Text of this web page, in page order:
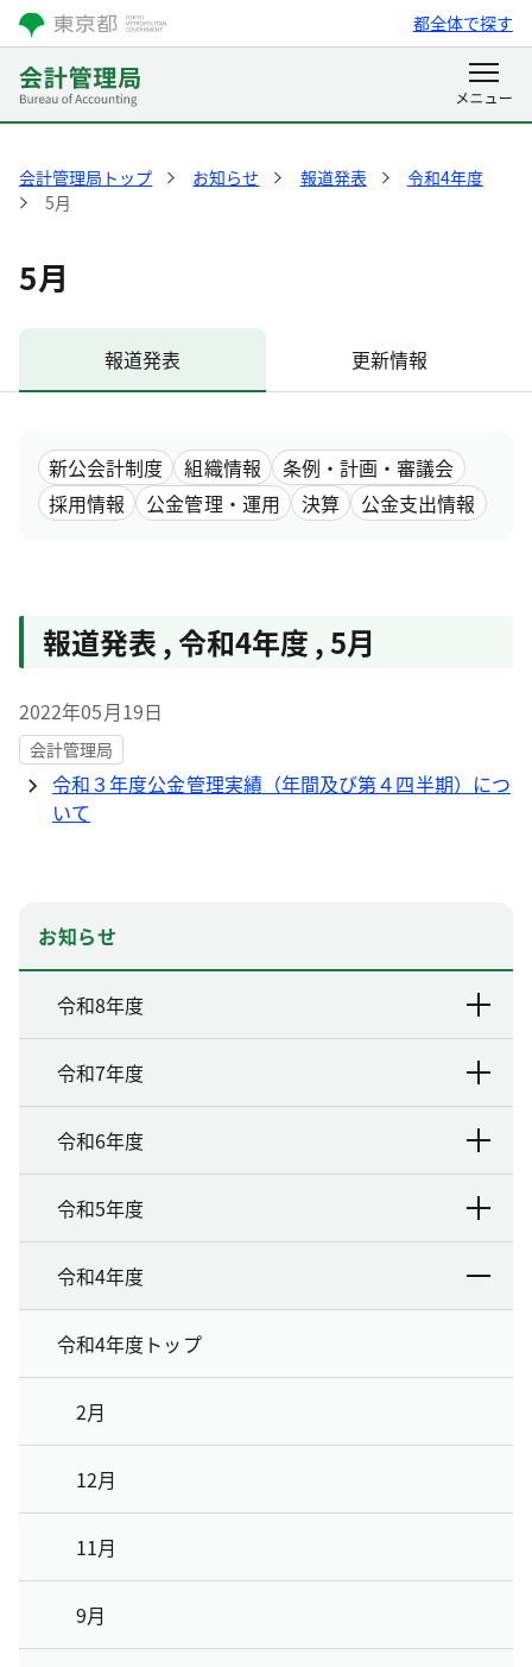
都全体で探す
会計管理局トップ お知らせ 報道発表
令和4年度
5月
5月
報道発表 更新情報
新公会計制度 組織情報
条例・計画・審議会
採用情報
公金管理・運用 決算 公金支出情報
報道発表 ,令和4年度 ,5月
2022年05月19日
会計管理局
令和３年度公金管理実績（年間及び第４四半期）につ
いて
お知らせ
令和8年度
令和7年度
令和6年度
令和5年度
令和4年度
令和4年度トップ
2月
12月
11月
9月